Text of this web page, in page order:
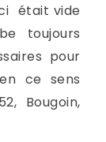
était vide
toujours
pour
ce sens
Bougoin,